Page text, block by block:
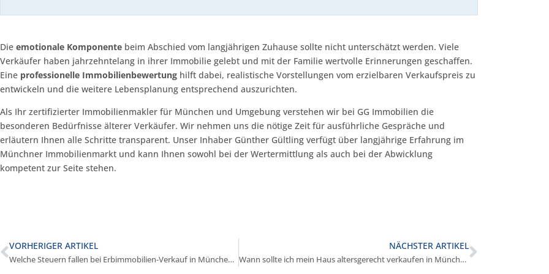
Die emotionale Komponente beim Abschied vom langjährigen Zuhause sollte nicht unterschätzt werden. Viele
Verkäufer haben jahrzehntelang in ihrer Immobilie gelebt und mit der Familie wertvolle Erinnerungen geschaffen.
Eine professionelle Immobilienbewertung hilft dabei, realistische Vorstellungen vom erzielbaren Verkaufspreis zu
entwickeln und die weitere Lebensplanung entsprechend auszurichten.
Als Ihr zertifizierter Immobilienmakler für München und Umgebung verstehen wir bei GG Immobilien die
besonderen Bedürfnisse älterer Verkäufer. Wir nehmen uns die nötige Zeit für ausführliche Gespräche und
erläutern Ihnen alle Schritte transparent. Unser Inhaber Günther Gültling verfügt über langjährige Erfahrung im
Münchner Immobilienmarkt und kann Ihnen sowohl bei der Wertermittlung als auch bei der Abwicklung
kompetent zur Seite stehen.
VORHERIGER ARTIKEL
Welche Steuern fallen bei Erbimmobilien-Verkauf in München an?
NÄCHSTER ARTIKEL
Wann sollte ich mein Haus altersgerecht verkaufen in München?